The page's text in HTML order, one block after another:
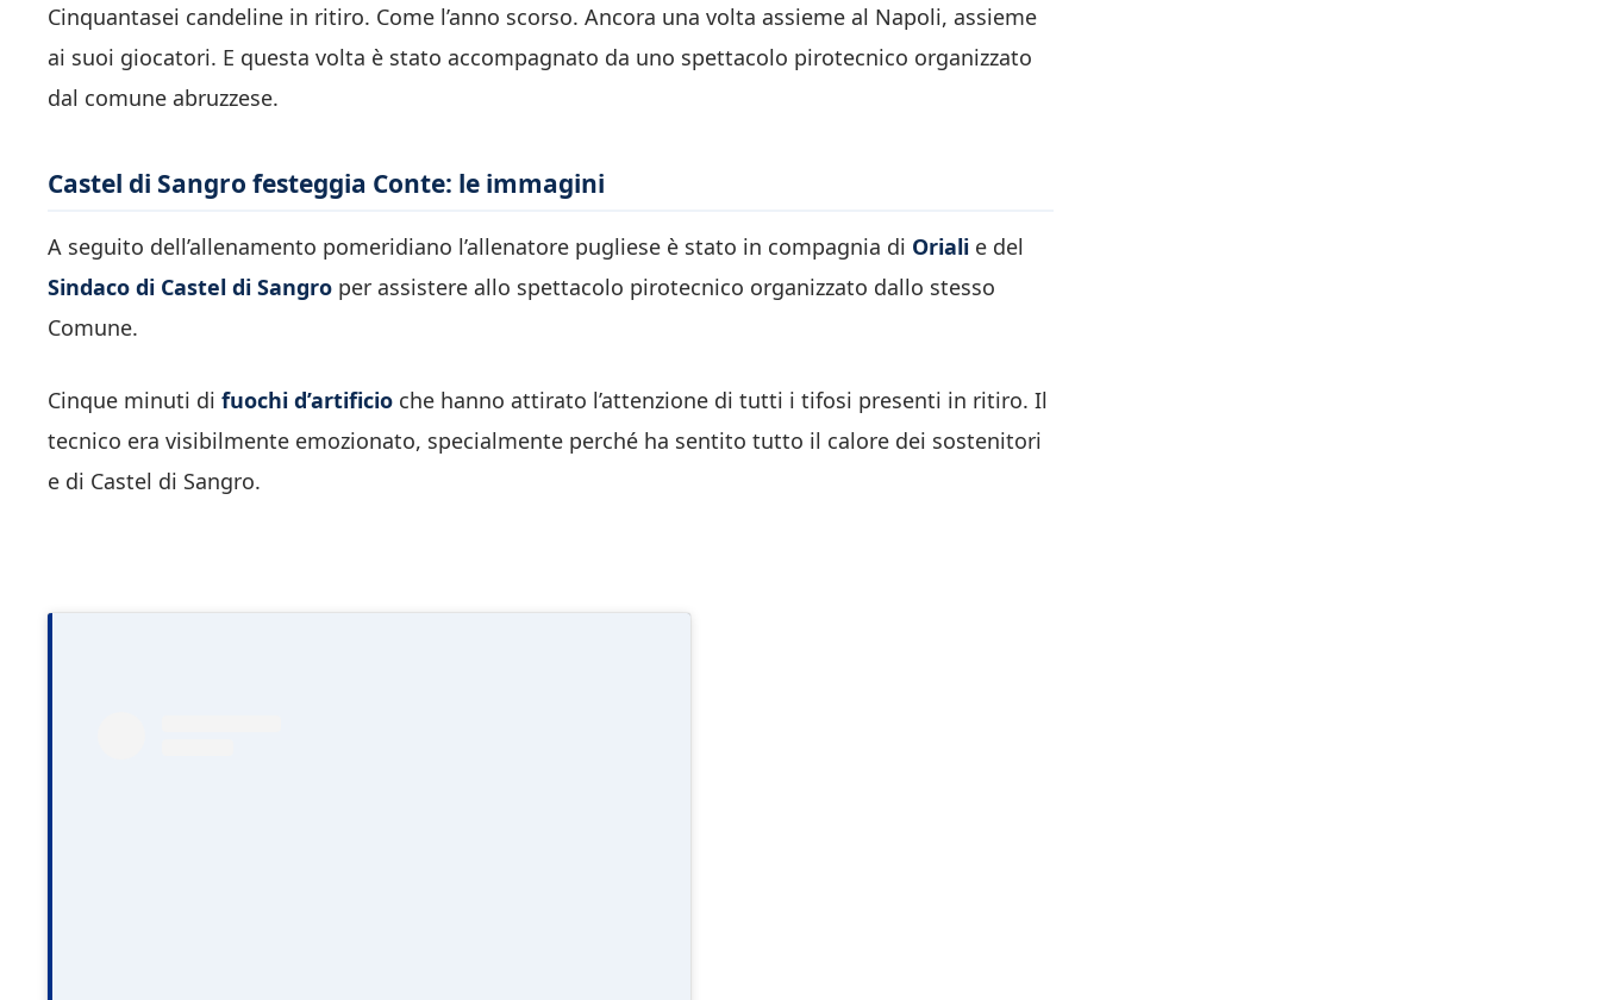
Cinquantasei candeline in ritiro. Come l’anno scorso. Ancora una volta assieme al Napoli, assieme
ai suoi giocatori. E questa volta è stato accompagnato da uno spettacolo pirotecnico organizzato
dal comune abruzzese.
Castel di Sangro festeggia Conte: le immagini
A seguito dell’allenamento pomeridiano l’allenatore pugliese è stato in compagnia di Oriali e del
Sindaco di Castel di Sangro per assistere allo spettacolo pirotecnico organizzato dallo stesso
Comune.
Cinque minuti di fuochi d’artificio che hanno attirato l’attenzione di tutti i tifosi presenti in ritiro. Il
tecnico era visibilmente emozionato, specialmente perché ha sentito tutto il calore dei sostenitori
e di Castel di Sangro.